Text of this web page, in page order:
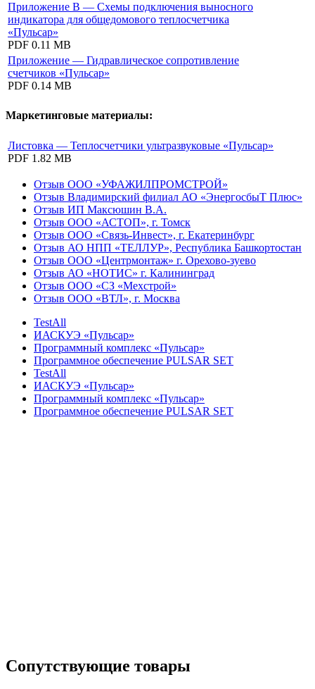
Приложение В — Схемы подключения выносного
индикатора для общедомового теплосчетчика
«Пульсар»
PDF 0.11 MB
Приложение — Гидравлическое сопротивление
счетчиков «Пульсар»
PDF 0.14 MB
Маркетинговые материалы:
Листовка — Теплосчетчики ультразвуковые «Пульсар»
PDF 1.82 MB
Отзыв ООО «УФАЖИЛПРОМСТРОЙ»
Отзыв Владимирский филиал АО «ЭнергосбыТ Плюс»
Отзыв ИП Максюшин В.А.
Отзыв ООО «АСТОП», г. Томск
Отзыв ООО «Связь-Инвест», г. Екатеринбург
Отзыв АО НПП «ТЕЛЛУР», Республика Башкортостан
Отзыв ООО «Центрмонтаж» г. Орехово-зуево
Отзыв АО «НОТИС» г. Калининград
Отзыв ООО «СЗ «Мехстрой»
Отзыв ООО «ВТЛ», г. Москва
TestAll
ИАСКУЭ «Пульсар»
Программный комплекс «Пульсар»
Программное обеспечение PULSAR SET
TestAll
ИАСКУЭ «Пульсар»
Программный комплекс «Пульсар»
Программное обеспечение PULSAR SET
Сопутствующие товары